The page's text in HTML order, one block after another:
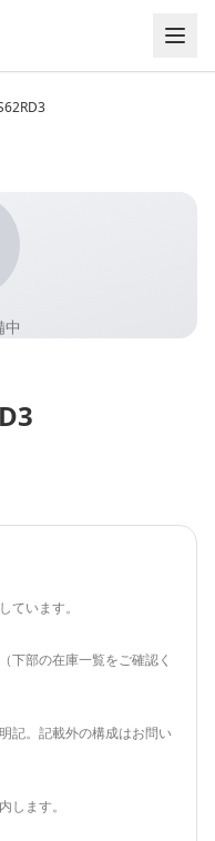
中
ています。
下部の在庫一覧をご確認く
記。記載外の構成はお問い
します。